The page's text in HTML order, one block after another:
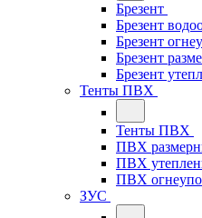
Брезент
Брезент
Брезент
Брезент
Брезент
Тенты ПВХ
Тенты ПВХ
ПВХ
ПВХ
ПВХ
ЗУС